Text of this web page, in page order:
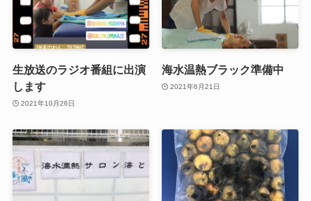
生放送のラジオ番組に出演
します
2021年10月26日
海水温熱ブラック準備中
2021年6月21日